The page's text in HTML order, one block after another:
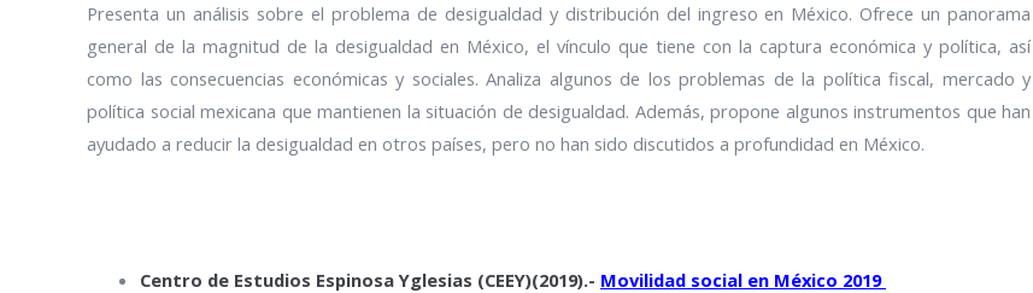
Presenta un análisis sobre el problema de desigualdad y distribución del ingreso en México. Ofrece un panorama
general de la magnitud de la desigualdad en México, el vínculo que tiene con la captura económica y política, así
como las consecuencias económicas y sociales. Analiza algunos de los problemas de la política fiscal, mercado y
política social mexicana que mantienen la situación de desigualdad. Además, propone algunos instrumentos que han
ayudado a reducir la desigualdad en otros países, pero no han sido discutidos a profundidad en México.
Centro de Estudios Espinosa Yglesias (CEEY)(2019).- Movilidad social en México 2019